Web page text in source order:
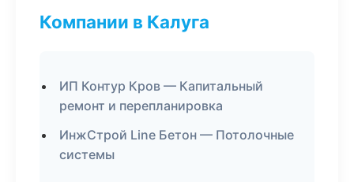
Компании в Калуга
ИП Контур Кров — Капитальный
ремонт и перепланировка
ИнжСтрой Line Бетон — Потолочные
системы